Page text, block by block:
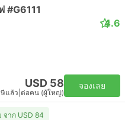
#G6111
4.6
USD 58
แล้ว ต่อคน (ผู้ใหญ่)
จองเลย
จาก USD 84